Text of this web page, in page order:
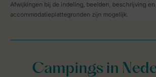
Afwijkingen bij de indeling, beelden, beschrijving
accommodatieplattegronden zijn mogelijk.
Campings in